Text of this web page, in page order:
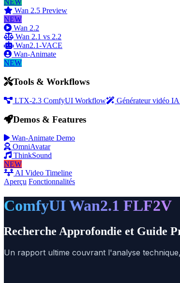
NEW
Wan 2.5 Preview
NEW
Wan 2.2
Wan 2.1 vs 2.2
Wan2.1-VACE
Wan-Animate
NEW
Tools & Workflows
LTX-2.3 ComfyUI Workflow Générateur vidéo
Demos & Features
Wan-Animate Demo
OmniAvatar
ThinkSound
NEW
AI Video Timeline
Aperçu Fonctionnalités
ComfyUI Wan2.1 FLF2V
Recherche Approfondie et Guide
Un rapport ultime couvrant l'analyse